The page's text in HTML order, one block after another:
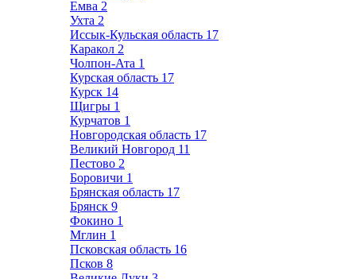
Емва 2
Ухта 2
Иссык-Кульская область 17
Каракол 2
Чолпон-Ата 1
Курская область 17
Курск 14
Щигры 1
Курчатов 1
Новгородская область 17
Великий Новгород 11
Пестово 2
Боровичи 1
Брянская область 17
Брянск 9
Фокино 1
Мглин 1
Псковская область 16
Псков 8